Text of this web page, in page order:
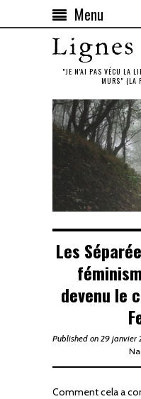
Menu
"JE N'AI PAS VÉCU LA
MURS" (LA
Les
devenu le
Published on 29 janvier
Comment cela a